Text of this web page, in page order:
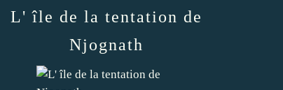
L' île de la tentation de
Njognath